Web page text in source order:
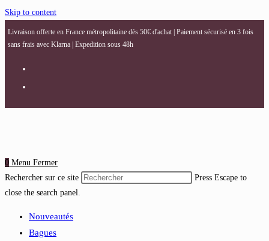
Skip to content
Livraison offerte en France métropolitaine dès 50€ d'achat | Paiement sécurisé en 3 fois
sans frais avec Klarna | Expedition sous 48h
0 Menu Fermer
Rechercher sur ce site
Press Escape to
close the search panel.
Nouveautés
Bagues